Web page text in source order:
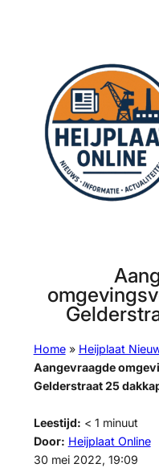
Home» Heijplaat
Aangevraagde
Gelderstraat 25
Leestijd: < 1 minuut
Door: Heijplaat Online
30 mei 2022, 19:09